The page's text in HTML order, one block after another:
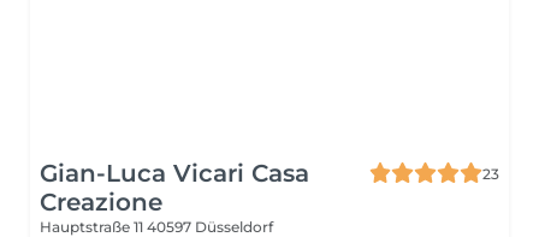
Gian-Luca Vicari Casa
Creazione
23
Hauptstraße 11 40597 Düsseldorf